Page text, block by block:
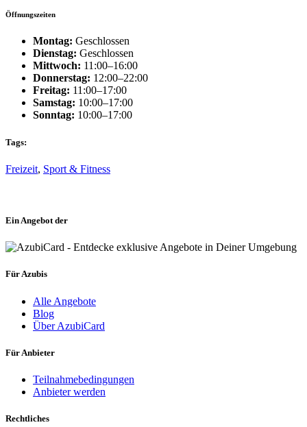
Öffnungszeiten
Montag: Geschlossen
Dienstag: Geschlossen
Mittwoch: 11:00–16:00
Donnerstag: 12:00–22:00
Freitag: 11:00–17:00
Samstag: 10:00–17:00
Sonntag: 10:00–17:00
Tags:
Freizeit, Sport & Fitness
Ein Angebot der
Für Azubis
Alle Angebote
Blog
Über AzubiCard
Für Anbieter
Teilnahmebedingungen
Anbieter werden
Rechtliches